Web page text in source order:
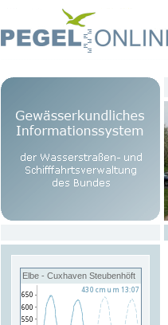
Elbe - Cuxhaven Steubenhöft